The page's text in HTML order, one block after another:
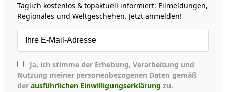
Täglich kostenlos & topaktuell informiert: Eilmeldungen,
Regionales und Weltgeschehen. Jetzt anmelden!
Nutzung meiner personenbezogenen Daten gemäß
der ausführlichen Einwilligungserklärung zu.